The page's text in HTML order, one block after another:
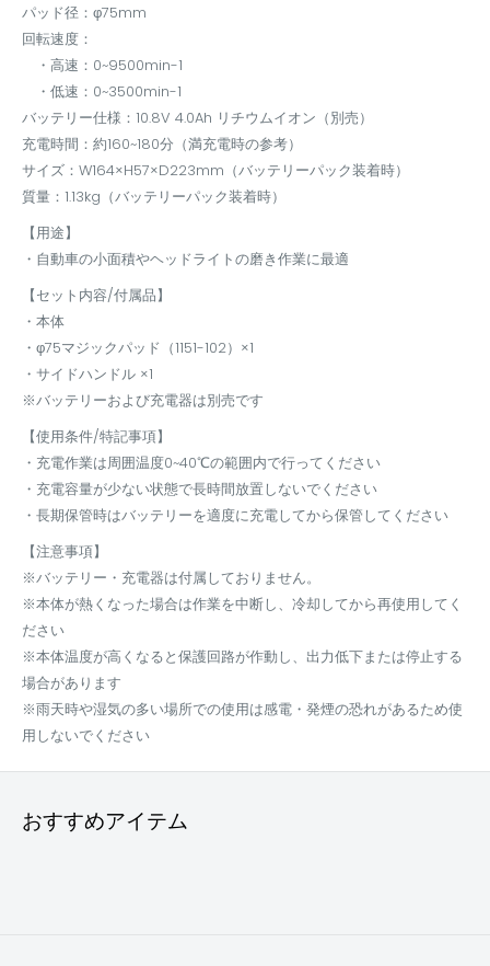
パッド径：φ75mm
回転速度：
・高速：0~9500min-1
・低速：0~3500min-1
バッテリー仕様：10.8V 4.0Ah リチウムイオン（別売）
充電時間：約160~180分（満充電時の参考）
サイズ：W164×H57×D223mm（バッテリーパック装着時）
質量：1.13kg（バッテリーパック装着時）
【用途】
・自動車の小面積やヘッドライトの磨き作業に最適
【セット内容/付属品】
・本体
・φ75マジックパッド（1151-102）×1
・サイドハンドル ×1
※バッテリーおよび充電器は別売です
【使用条件/特記事項】
・充電作業は周囲温度0~40℃の範囲内で行ってください
・充電容量が少ない状態で長時間放置しないでください
・長期保管時はバッテリーを適度に充電してから保管してください
【注意事項】
※バッテリー・充電器は付属しておりません。
※本体が熱くなった場合は作業を中断し、冷却してから再使用してく
ださい
※本体温度が高くなると保護回路が作動し、出力低下または停止する
場合があります
※雨天時や湿気の多い場所での使用は感電・発煙の恐れがあるため使
用しないでください
おすすめアイテム